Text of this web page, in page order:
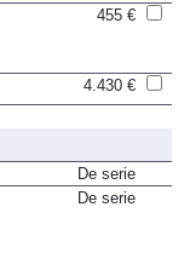
De serie
4.430 €
De serie